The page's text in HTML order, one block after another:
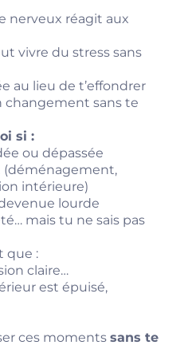
nerveux réagit aux
vivre du stress sans
au lieu de t’effondrer
changement sans te
si :
ou dépassée
(déménagement,
intérieure)
lourde
mais tu ne sais pas
que :
claire…
est épuisé,
ces moments sans te